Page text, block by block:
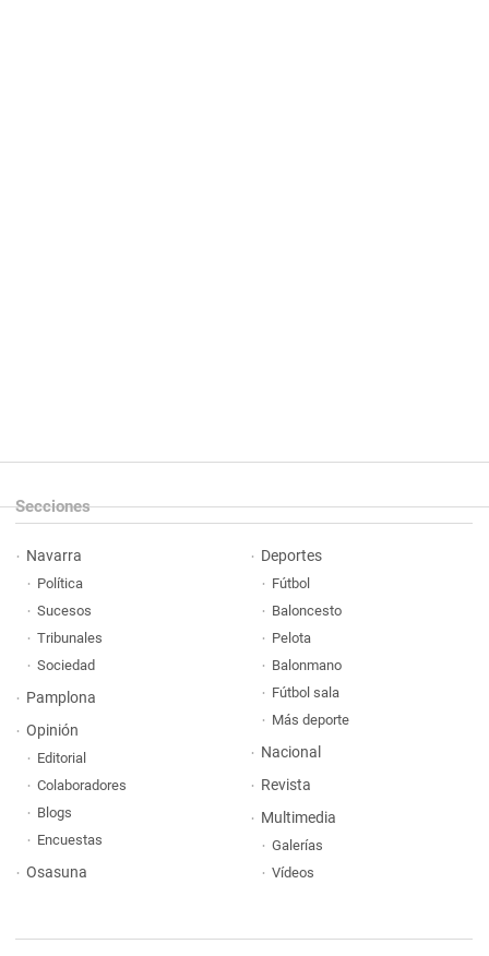
Secciones
Navarra
Política
Sucesos
Tribunales
Sociedad
Pamplona
Opinión
Editorial
Colaboradores
Blogs
Encuestas
Osasuna
Deportes
Fútbol
Baloncesto
Pelota
Balonmano
Fútbol sala
Más deporte
Nacional
Revista
Multimedia
Galerías
Vídeos